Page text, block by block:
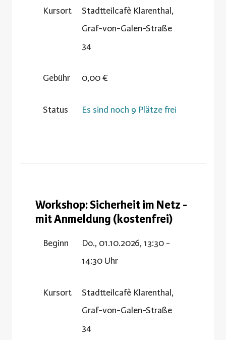
Kursort
Stadtteilcafè Klarenthal,
Graf-von-Galen-Straße
34
Gebühr 0,00 €
Status Es sind noch 9 Plätze frei
Workshop: Sicherheit im Netz -
mit Anmeldung (kostenfrei)
Beginn
Do., 01.10.2026, 13:30 -
14:30 Uhr
Kursort
Stadtteilcafè Klarenthal,
Graf-von-Galen-Straße
34